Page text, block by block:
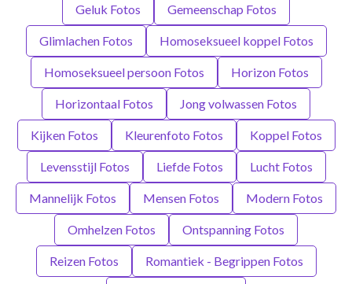
Geluk Fotos Gemeenschap Fotos
Glimlachen Fotos Homoseksueel koppel Fotos
Homoseksueel persoon Fotos Horizon Fotos
Horizontaal Fotos Jong volwassen Fotos
Kijken Fotos Kleurenfoto Fotos Koppel Fotos
Levensstijl Fotos Liefde Fotos Lucht Fotos
Mannelijk Fotos Mensen Fotos Modern Fotos
Omhelzen Fotos Ontspanning Fotos
Reizen Fotos Romantiek - Begrippen Fotos